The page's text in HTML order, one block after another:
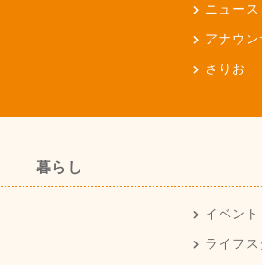
ニュース
アナウ
さりお
暮らし
イベント
ライフ